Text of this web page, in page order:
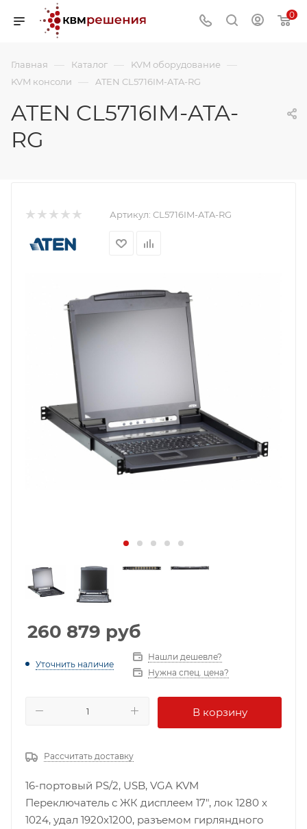
0
Главная — Каталог — KVM оборудование —
KVM консоли — ATEN CL5716IM-ATA-RG
ATEN CL5716IM-ATA-
RG
Артикул: CL5716IM-ATA-RG
260 879 руб
Уточнить наличие
Нашли дешевле?
Нужна спец. цена?
В корзину
Рассчитать доставку
16-портовый PS/2, USB, VGA KVM
Переключатель с ЖК дисплеем 17", лок 1280 x
1024, удал 1920x1200, разъемом гирляндного